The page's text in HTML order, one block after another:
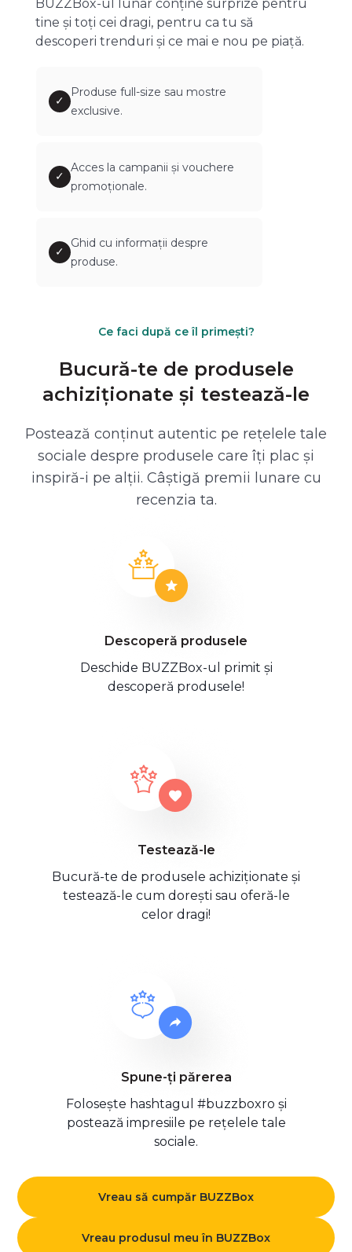
BUZZBox-ul lunar conține surprize pentru
tine și toți cei dragi, pentru ca tu să
descoperi trenduri și ce mai e nou pe piață.
✓
Produse full-size sau mostre
exclusive.
✓
Acces la campanii și vouchere
promoționale.
✓
Ghid cu informații despre
produse.
Ce faci după ce îl primești?
Bucură-te de produsele
achiziționate și testează-le
Postează conținut autentic pe rețelele tale
sociale despre produsele care îți plac și
inspiră-i pe alții. Câștigă premii lunare cu
recenzia ta.
Descoperă produsele
Deschide BUZZBox-ul primit și
descoperă produsele!
Testează-le
Bucură-te de produsele achiziționate și
testează-le cum dorești sau oferă-le
celor dragi!
Spune-ți părerea
Folosește hashtagul #buzzboxro și
postează impresiile pe rețelele tale
sociale.
Vreau să cumpăr BUZZBox
Vreau produsul meu în BUZZBox